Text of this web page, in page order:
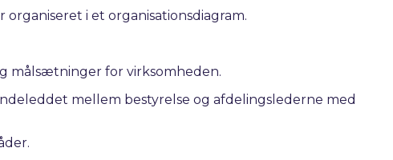
i et organisationsdiagram.
målsætninger for virksomheden.
mellem bestyrelse og afdelingslederne med